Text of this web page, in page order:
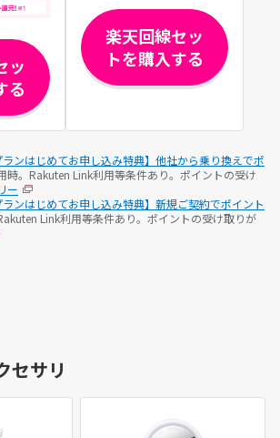
ッ
る
楽天回線セッ
トを購入する
ランはじめてお申し込み特典】他社から乗り換えでポ
時。Rakuten Link利用等条件あり。ポイントの受け
ー
ランはじめてお申し込み特典】新規ご契約でポイント
Link利用等条件あり。ポイントの受け取りが
セサリ